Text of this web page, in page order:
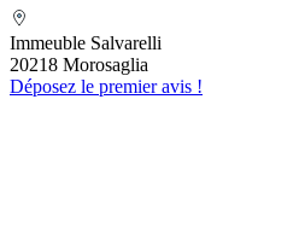
secondaire Pompes
Grégoire TRAVAGLINI
Immeuble Salvarelli
20218 Morosaglia
Déposez le premier avis !